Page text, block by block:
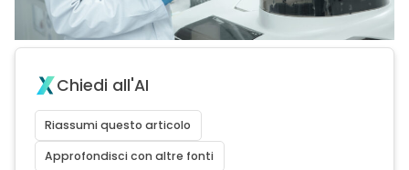
Chiedi all'AI
Riassumi questo articolo
Approfondisci con altre fonti